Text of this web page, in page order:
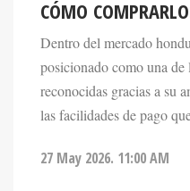
Dentro del mercado
posicionado como una de
reconocidas gracias a su
las facilidades de pago